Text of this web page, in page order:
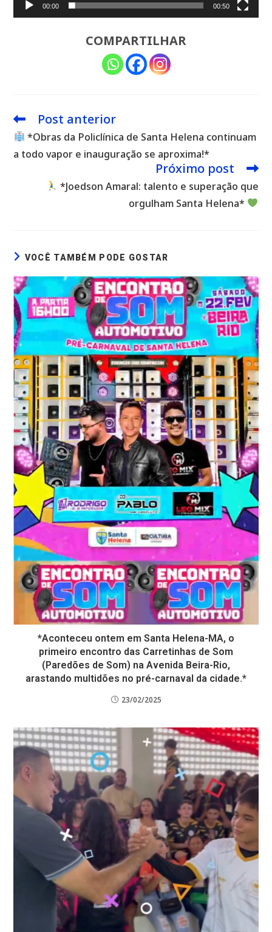
00:00 00:50
COMPARTILHAR
Leia
mais
artigos
Post anterior
*Obras da Policlínica de Santa Helena continuam
a todo vapor e inauguração se aproxima!*
Próximo post
*Joedson Amaral: talento e superação que
orgulham Santa Helena*
VOCÊ TAMBÉM PODE GOSTAR
*Aconteceu ontem em Santa Helena-MA, o
primeiro encontro das Carretinhas de Som
(Paredões de Som) na Avenida Beira-Rio,
arastando multidões no pré-carnaval da cidade.*
23/02/2025